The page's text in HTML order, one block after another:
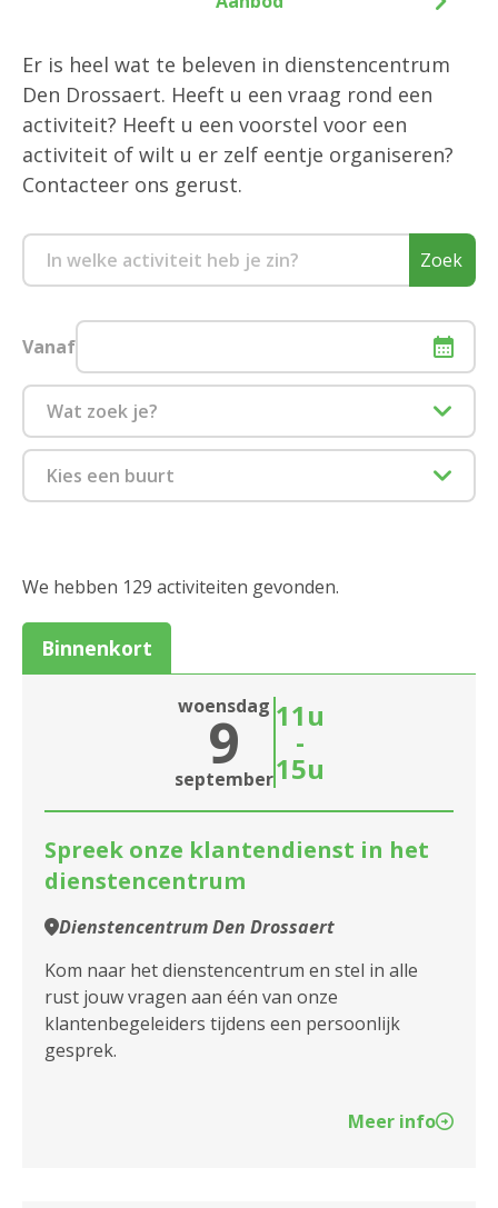
Er is heel wat te beleven in dienstencentrum
Den Drossaert. Heeft u een vraag rond een
activiteit? Heeft u een voorstel voor een
activiteit of wilt u er zelf eentje organiseren?
Contacteer ons gerust.
Zoek
Vanaf
Wat zoek je?
Feest en dans
Spel
Moederdag
Informatiesessie assistentiewoningen
Sluiten
Kies een buurt
2018 Antwerpen
2020 Antwerpen
2030 Antwerpen
2040 Berendrecht
2050 Antwerpen-Linkeroever
2100 Antwerpen
2140 Borgerhout
2170 Merksem
2180 Ekeren
Sluiten
We hebben 129 activiteiten gevonden.
Binnenkort
woensdag
9
september
11u
-
15u
Spreek onze klantendienst in het
dienstencentrum
Dienstencentrum Den Drossaert
Kom naar het dienstencentrum en stel in alle
rust jouw vragen aan één van onze
klantenbegeleiders tijdens een persoonlijk
gesprek.
Meer info